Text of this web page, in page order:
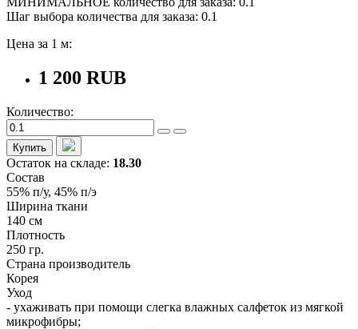
Шаг выбора количества для заказа: 0.1
Цена за 1 м:
1 200 RUB
Количество:
Купить
Остаток на складе: 18.30
Состав
55% п/у, 45% п/э
Ширина ткани
140 см
Плотность
250 гр.
Страна производитель
Корея
Уход
- ухаживать при помощи слегка влажных салфеток из мягкой
микрофибры;